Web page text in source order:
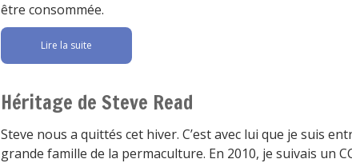
être consommée.
Lire la suite
Héritage de Steve Read
Steve nous a quittés cet hiver. C’est avec lui que je suis
grande famille de la permaculture. En 2010, je suivais un